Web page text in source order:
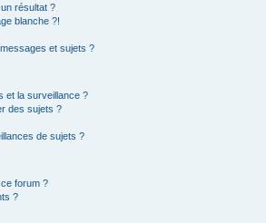
résultat ?
blanche ?!
et sujets ?
et la surveillance ?
des sujets ?
de sujets ?
forum ?
?